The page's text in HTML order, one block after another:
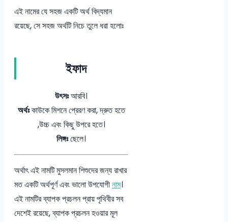
এই নামের যে সহজ একটি অর্থ বিদ্যমান
রয়েছে, সে সহজ অর্থটি নিচে তুলে ধরা হলোঃ
ইফাদ
উৎসঃআরবি।
অর্থঃকাউকে মিশনে প্রেরণ করা, দ্রুত হতে
,উচ্চ এবং কিছু উপরে হতে।
লিঙ্গঃছেলে।
অর্থাৎ এই নামটি মুসলমান শিশুদের জন্য রাখার
মত একটি অর্থপূর্ণ এবং ভালো উপযোগীনাম।
এই নামটির ব্যাপক প্রচলন প্রায় পৃথিবীর সব
দেশেই রয়েছে, ব্যাপক প্রচলন হওয়ার মূল